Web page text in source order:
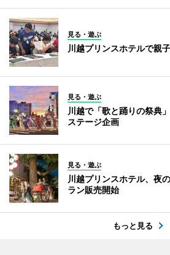
見る・遊ぶ
川越プリンスホテルで親
見る・遊ぶ
川越で「歌と踊りの祭典
ステージ企画
見る・遊ぶ
川越プリンスホテル、夜
ラン販売開始
もっと見る